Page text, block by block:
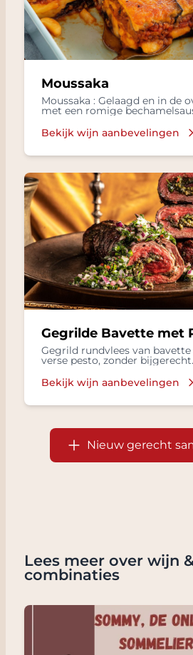
Moussaka
Moussaka : Gelaagd en in de
met een romige
Bechamelsaus, met
Kruiden zoals kaneel en
Bekijk wijn aanbevelingen
Gegrilde Bavette met
Gegrild rundvlees van
verse pesto, zonder bijgerecht.
Bekijk wijn aanbevelingen
Nieuw gerecht
Lees meer over wijn
combinaties